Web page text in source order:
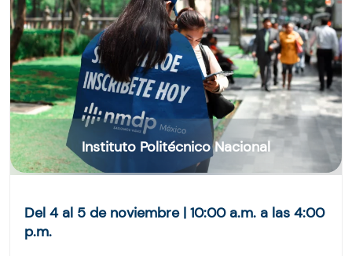
Instituto Politécnico Nacional
Del 4 al 5 de noviembre | 10:00 a.m. a las 4:00
p.m.